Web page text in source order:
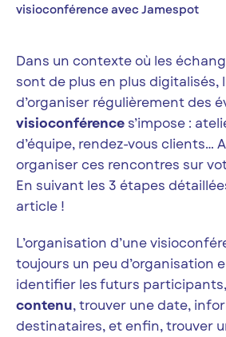
visioconférence avec Jamespot
Dans un contexte où les
sont de plus en plus digitalisés,
d’organiser régulièrement des
visioconférence s’impose :
d’équipe, rendez-vous clients…
organiser ces rencontres sur
En suivant les 3 étapes
article !
L’organisation d’une
toujours un peu d’organisation
identifier les futurs participants,
contenu, trouver une date,
destinataires, et enfin, trouver